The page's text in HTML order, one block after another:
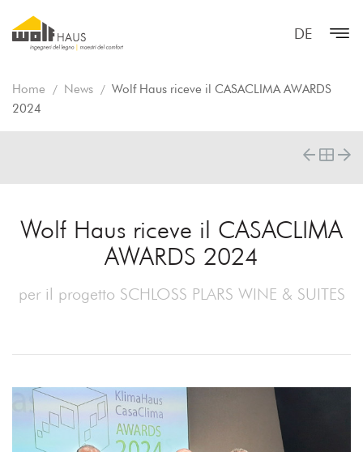
DE
Home News
Wolf Haus riceve il CASACLIMA AWARDS
2024
Wolf Haus riceve il CASACLIMA
AWARDS 2024
per il progetto SCHLOSS PLARS WINE & SUITES